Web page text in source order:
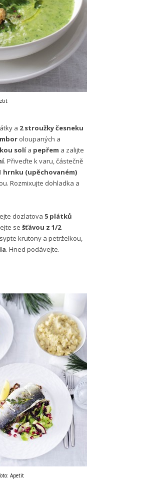
a 2 stroužky česneku
oloupaných a
solía pepřem a zalijte
. Přiveďte k varu, částečně
hrnku (upěchovaném)
Rozmixujte dohladka a
dozlatova 5 plátků
se šťávou z 1/2
krutony a petrželkou,
. Hned podávejte.